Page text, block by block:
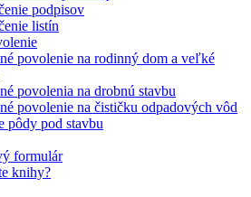
podpisov
listín
povolenie na rodinný dom a veľké
povolenia na drobnú stavbu
povolenie na čističku odpadových vôd
pôdy pod stavbu
formulár
knihy?